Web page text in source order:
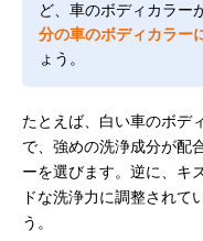
ど、車のボディカラー
分の車のボディカラー
ょう。
たとえば、白い車のボデ
で、強めの洗浄成分が配
ーを選びます。逆に、キ
ドな洗浄力に調整されて
う。